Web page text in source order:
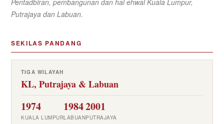
Putrajaya dan Labuan.
SEKILAS PANDANG
TIGA WILAYAH
KL, Putrajaya & Labuan
1974
KUALA LUMPUR
1984
LABUAN
2001
PUTRAJAYA